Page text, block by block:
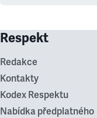
Respekt
Redakce
Kontakty
Kodex Respektu
Nabídka předplatného